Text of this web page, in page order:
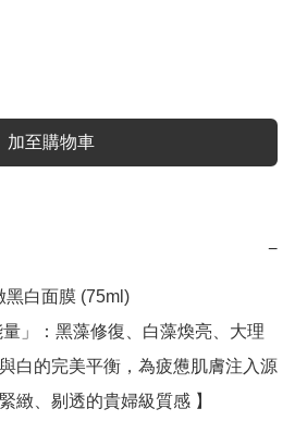
加至購物車
−
黑白面膜 (75ml)
量」：黑藻修復、白藻煥亮、大理
白的完美平衡，為疲憊肌膚注入源
緻、剔透的貴婦級質感 】